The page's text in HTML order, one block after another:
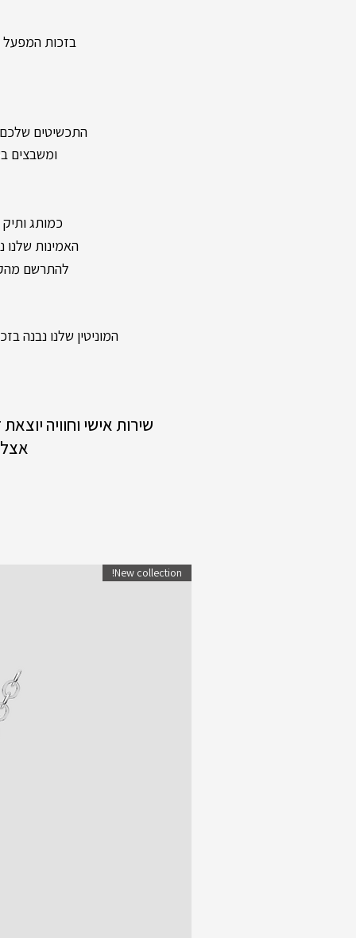
בזכות המפעל
התכשיטים שלכם
ומשבצים
כמותג ותיק
האמינות שלנו נשענת על מעל 40 שנות וותק
להתרשם
המוניטין שלנו נבנה
שירות אישי וחוויה
New collection!